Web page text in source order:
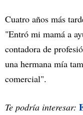
Cuatro años más
"Entró mi mamá a
contadora de
una hermana mía
comercial".
Te podría interesar: